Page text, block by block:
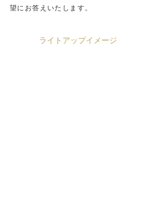
望にお答えいたします。
ライトアップイメージ